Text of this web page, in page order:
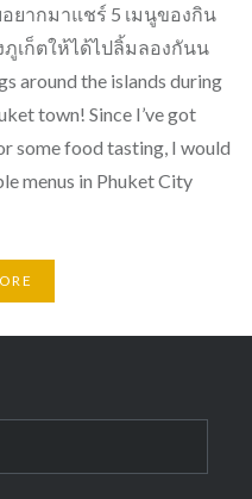
ยากมาแชร์ 5 เมนูของกิน
ภูเก็ตให้ได้ไปลิ้มลองกันน
around the islands during
town! Since I’ve got
some food tasting, I would
menus in Phuket City